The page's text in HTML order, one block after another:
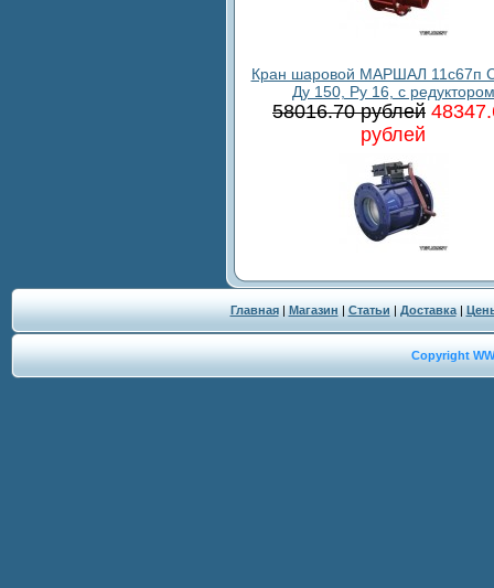
Кран шаровой МАРШАЛ 11с67п
Ду 150, Ру 16, с редуктором
58016.70 рублей
рублей
Главная| Магазин | Статьи | Доставка|
Copyright